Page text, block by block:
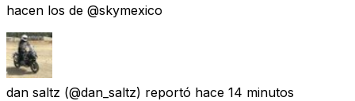
hacen los de @skymexico
dan saltz (@dan_saltz) reportó hace 14 minutos